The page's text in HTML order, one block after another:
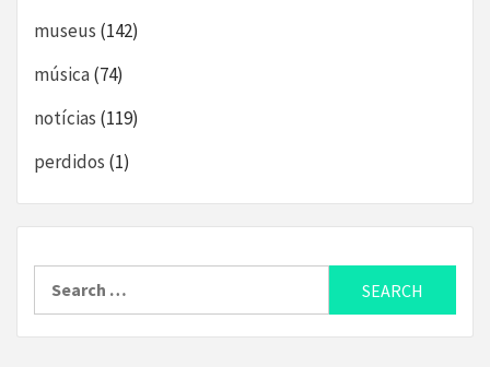
museus (142)
música(74)
notícias (119)
perdidos (1)